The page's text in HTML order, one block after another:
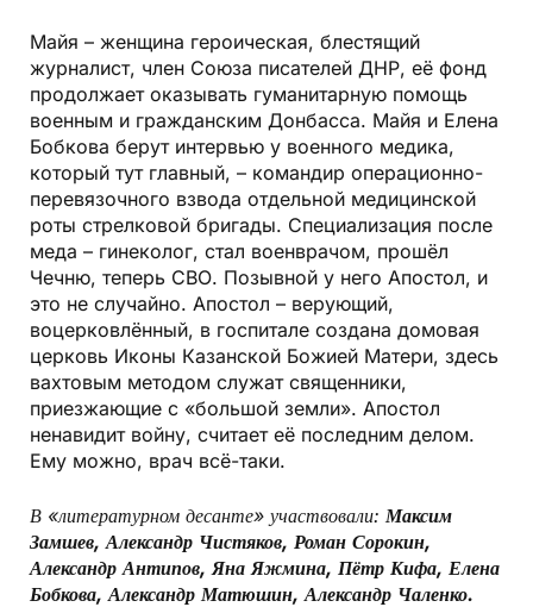
Майя – женщина героическая, блестящий
журналист, член Союза писателей ДНР, её фонд
продолжает оказывать гуманитарную помощь
военным и гражданским Донбасса. Майя и Елена
Бобкова берут интервью у военного медика,
который тут главный, – командир операционно-
перевязочного взвода отдельной медицинской
роты стрелковой бригады. Специализация после
меда – гинеколог, стал военврачом, прошёл
Чечню, теперь СВО. Позывной у него Апостол, и
это не случайно. Апостол – верующий,
воцерковлённый, в госпитале создана домовая
церковь Иконы Казанской Божией Матери, здесь
вахтовым методом служат священники,
приезжающие с «большой земли». Апостол
ненавидит войну, считает её последним делом.
Ему можно, врач всё-таки.
В «литературном десанте» участвовали: Максим
Замшев, Александр Чистяков, Роман Сорокин,
Александр Антипов, Яна Яжмина, Пётр Кифа, Елена
Бобкова, Александр Матюшин, Александр Чаленко.